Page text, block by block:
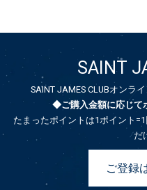
SAINT
SAINT JAMES CLUBオンラ
◆ご購入金額に応じて
たまったポイントは1ポイント
だ
ご登録